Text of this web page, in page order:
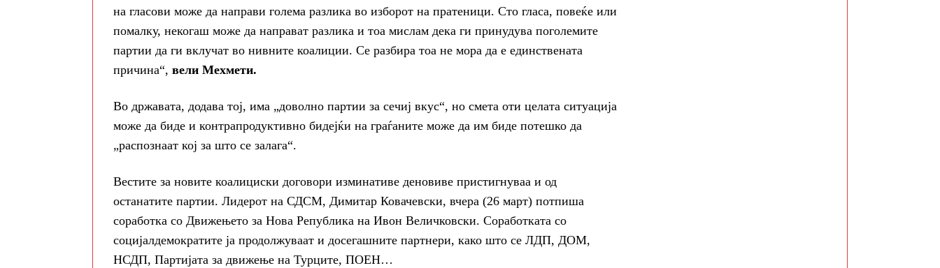
на гласови може да направи голема разлика во изборот на пратеници. Сто гласа, повеќе или
помалку, некогаш може да направат разлика и тоа мислам дека ги принудува поголемите
партии да ги вклучат во нивните коалиции. Се разбира тоа не мора да е единствената
причина“, вели Мехмети.
Во државата, додава тој, има „доволно партии за сечиј вкус“, но смета оти целата ситуација
може да биде и контрапродуктивно бидејќи на граѓаните може да им биде потешко да
„распознаат кој за што се залага“.
Вестите за новите коалициски договори изминативе деновиве пристигнуваа и од
останатите партии. Лидерот на СДСМ, Димитар Ковачевски, вчера (26 март) потпиша
соработка со Движењето за Нова Република на Ивон Величковски. Соработката со
социјалдемократите ја продолжуваат и досегашните партнери, како што се ЛДП, ДОМ,
НСДП, Партијата за движење на Турците, ПОЕН…